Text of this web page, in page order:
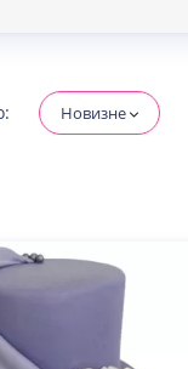
Новизне